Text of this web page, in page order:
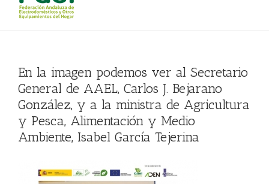
En la imagen podemos ver al Secretario
General de AAEL, Carlos J. Bejarano
González, y a la ministra de Agricultura
y Pesca, Alimentación y Medio
Ambiente, Isabel García Tejerina